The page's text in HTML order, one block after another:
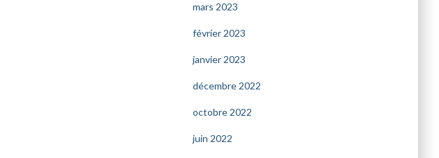
mars 2023
février 2023
janvier 2023
décembre 2022
octobre 2022
juin 2022